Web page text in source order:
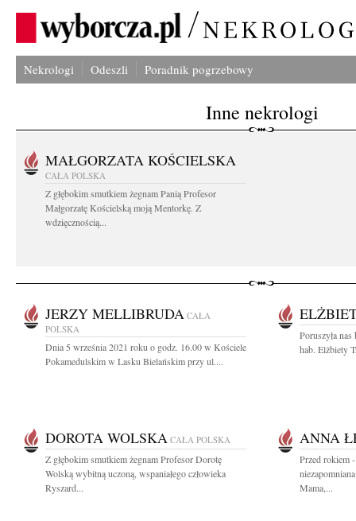
Nekrologi Odeszli Poradnik pogrzebowy
Inne nekrologi
MAŁGORZATA KOŚCIELSKA
CAŁA POLSKA
Z głębokim smutkiem żegnam Panią Profesor
Małgorzatę Kościelską moją Mentorkę. Z
wdzięcznością...
JERZY MELLIBRUDA CAŁA
POLSKA
Dnia 5 września 2021 roku o godz. 16.00 w Kościele
Pokamedulskim w Lasku Bielańskim przy ul....
Poruszyła
hab. Elżbiety
DOROTA WOLSKA CAŁA POLSKA
Z głębokim smutkiem żegnam Profesor Dorotę
Wolską wybitną uczoną, wspaniałego człowieka
Ryszard...
ANNA
Przed rokiem
Mama,...